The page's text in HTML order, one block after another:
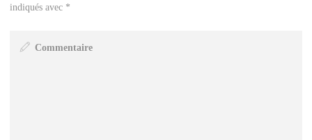
indiqués avec *